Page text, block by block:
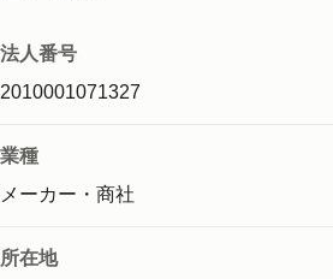
法人番号
2010001071327
業種
メーカー・商社
所在地